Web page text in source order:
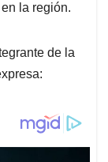
la región.
de la